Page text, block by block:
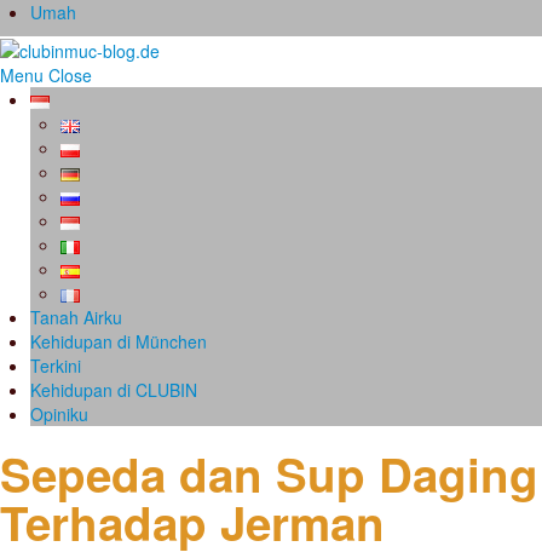
Umah
Menu Close
Tanah Airku
Kehidupan di München
Terkini
Kehidupan di CLUBIN
Opiniku
Sepeda dan Sup
Terhadap Jerman